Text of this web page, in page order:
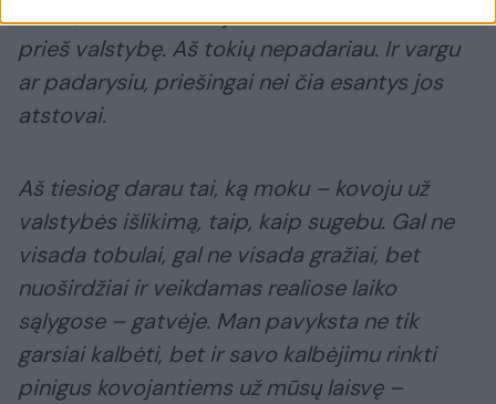
tiems, kurie smurtauja ar daro nusikaltimus
prieš valstybę. Aš tokių nepadariau. Ir vargu
ar padarysiu, priešingai nei čia esantys jos
atstovai.
Aš tiesiog darau tai, ką moku – kovoju už
valstybės išlikimą, taip, kaip sugebu. Gal ne
visada tobulai, gal ne visada gražiai, bet
nuoširdžiai ir veikdamas realiose laiko
sąlygose – gatvėje. Man pavyksta ne tik
garsiai kalbėti, bet ir savo kalbėjimu rinkti
pinigus kovojantiems už mūsų laisvę –